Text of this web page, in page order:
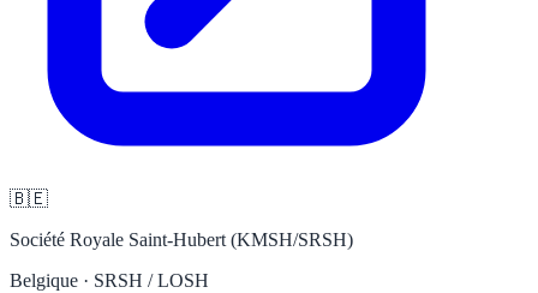
🇧🇪
Société Royale Saint-Hubert (KMSH/SRSH)
Belgique · SRSH / LOSH